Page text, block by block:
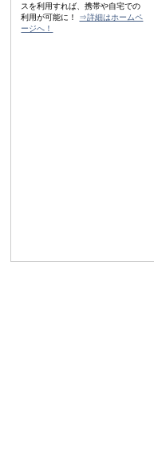
スを利用すれば、携帯や自宅での
利用が可能に！ ⇒詳細はホームペ
ージへ！